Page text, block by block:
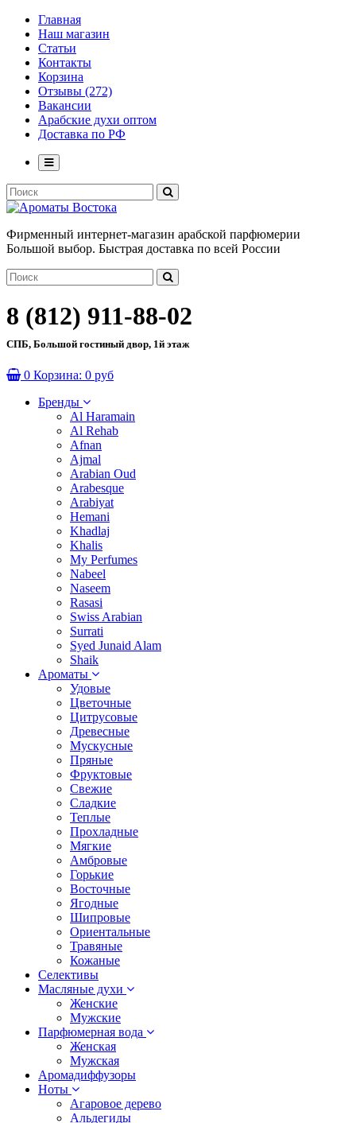
Главная
Наш магазин
Статьи
Контакты
Корзина
Отзывы (272)
Вакансии
Арабские духи оптом
Доставка по РФ
Фирменный интернет-магазин арабской парфюмерии
Большой выбор. Быстрая доставка по всей России
8 (812) 911-88-02
СПБ, Большой гостиный двор, 1й этаж
0 Корзина: 0 руб
Бренды
Al Haramain
Al Rehab
Afnan
Ajmal
Arabian Oud
Arabesque
Arabiyat
Hemani
Khadlaj
Khalis
My Perfumes
Nabeel
Naseem
Rasasi
Swiss Arabian
Surrati
Syed Junaid Alam
Shaik
Ароматы
Удовые
Цветочные
Цитрусовые
Древесные
Мускусные
Пряные
Фруктовые
Свежие
Сладкие
Теплые
Прохладные
Мягкие
Амбровые
Горькие
Восточные
Ягодные
Шипровые
Ориентальные
Травяные
Кожаные
Селективы
Масляные духи
Женские
Мужские
Парфюмерная вода
Женская
Мужская
Аромадиффузоры
Ноты
Агаровое дерево
Альдегиды